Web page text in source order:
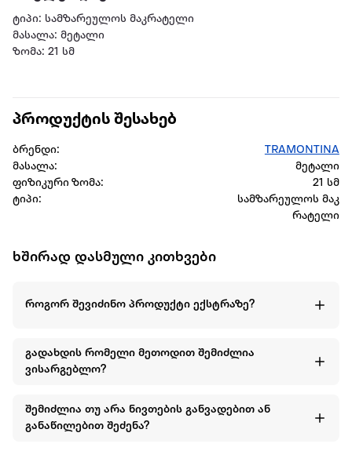
ტიპი: სამზარეულოს მაკრატელი
მასალა: მეტალი
ზომა: 21 სმ
პროდუქტის შესახებ
ბრენდი:
TRAMONTINA
მასალა:
მეტალი
ფიზიკური ზომა:
21 სმ
ტიპი:
სამზარეულოს მაკ
რატელი
ხშირად დასმული კითხვები
როგორ შევიძინო პროდუქტი ექსტრაზე?
გადახდის რომელი მეთოდით შემიძლია
ვისარგებლო?
შემიძლია თუ არა ნივთების განვადებით ან
განაწილებით შეძენა?